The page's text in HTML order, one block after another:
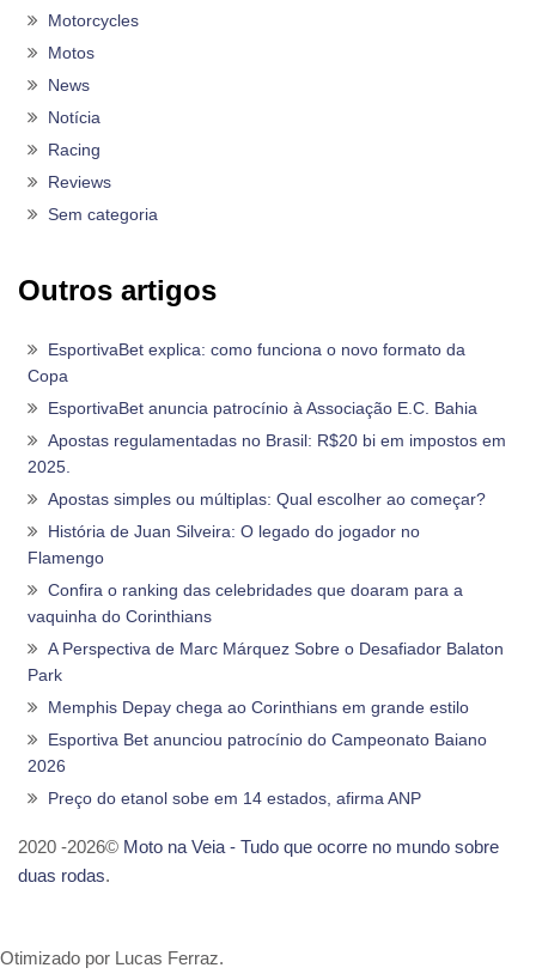
Motorcycles
Motos
News
Notícia
Racing
Reviews
Sem categoria
Outros artigos
EsportivaBet explica: como funciona o novo formato da
Copa
EsportivaBet anuncia patrocínio à Associação E.C. Bahia
Apostas regulamentadas no Brasil: R$20 bi em impostos em
2025.
Apostas simples ou múltiplas: Qual escolher ao começar?
História de Juan Silveira: O legado do jogador no
Flamengo
Confira o ranking das celebridades que doaram para a
vaquinha do Corinthians
A Perspectiva de Marc Márquez Sobre o Desafiador Balaton
Park
Memphis Depay chega ao Corinthians em grande estilo
Esportiva Bet anunciou patrocínio do Campeonato Baiano
2026
Preço do etanol sobe em 14 estados, afirma ANP
2020 -2026© Moto na Veia - Tudo que ocorre no mundo sobre
duas rodas.
Otimizado por Lucas Ferraz.